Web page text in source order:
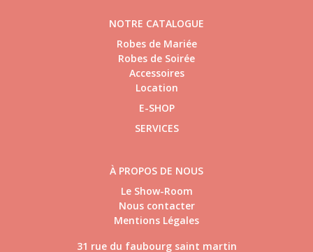
NOTRE CATALOGUE
Robes de Mariée
Robes de Soirée
Accessoires
Location
E-SHOP
SERVICES
À PROPOS DE NOUS
Le Show-Room
Nous contacter
Mentions Légales
31 rue du faubourg saint martin